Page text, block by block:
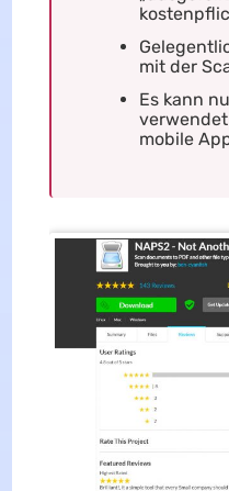
mit der
Es kann
mobile